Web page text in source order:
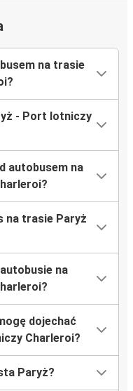
na trasie
- Port lotniczy
autobusem na
na trasie Paryż
na
dojechać
Charleroi?
Paryż?